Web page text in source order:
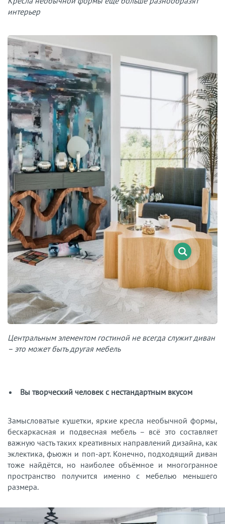
интерьер
Центральным элементом гостиной не всегда служит диван
– это может быть другая мебель
Вы творческий человек с нестандартным вкусом
Замысловатые кушетки, яркие кресла необычной формы,
бескаркасная и подвесная мебель – всё это составляет
важную часть таких креативных направлений дизайна, как
эклектика, фьюжн и поп-арт. Конечно, подходящий диван
тоже найдётся, но наиболее объёмное и многогранное
пространство получится именно с мебелью меньшего
размера.